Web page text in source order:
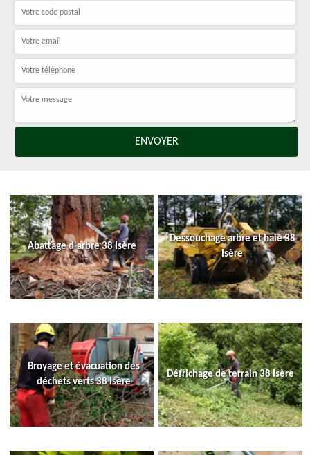
Abattage d'arbre 38 Isère
Dessouchage arbre et haie 38
Isère
Broyage et évacuation des
déchets verts 38 Isère
Défrichage de terrain 38 Isère